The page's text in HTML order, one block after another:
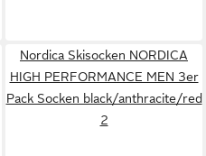
Nordica Skisocken NORDICA
HIGH PERFORMANCE MEN 3er
Pack Socken black/anthracite/red
2